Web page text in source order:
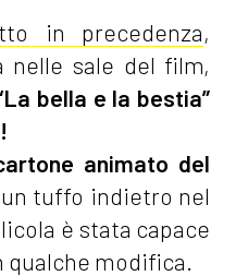
in precedenza,
nelle sale del film,
bella e la bestia”
animato del
un tuffo indietro nel
è stata capace
modifica.